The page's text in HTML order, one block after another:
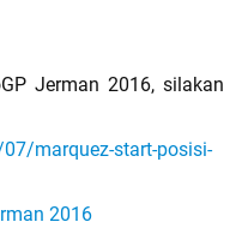
Jerman 2016, silakan
marquez-start-posisi-
2016